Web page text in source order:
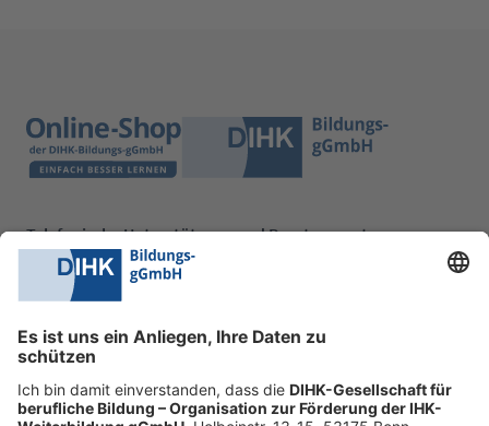
Telefonische Unterstützung und Beratung unter:
0228 6205 205
Fr.:
09:00-14:00 Uhr
shop@dihk-bildung.shop